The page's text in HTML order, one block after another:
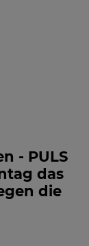
- PULS
das
die